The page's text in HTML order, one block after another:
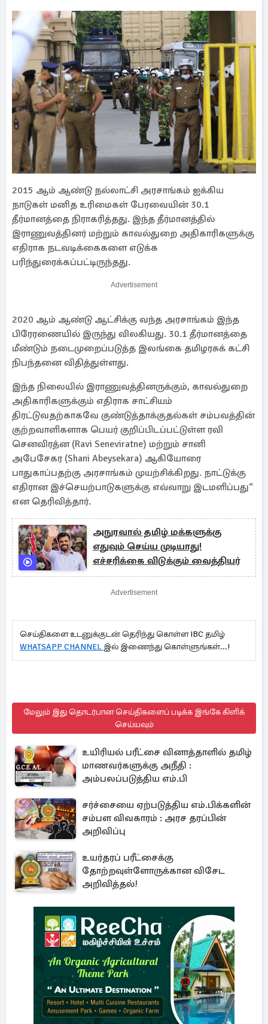
2015 ஆம் ஆண்டு நல்லாட்சி அரசாங்கம் ஐக்கிய
நாடுகள் மனித உரிமைகள் பேரவையின் 30.1
தீர்மானத்தை நிராகரித்தது. இந்த தீர்மானத்தில்
இராணுவத்தினர் மற்றும் காவல்துறை அதிகாரிகளுக்கு
எதிராக நடவடிக்கைகளை எடுக்க
பரிந்துரைக்கப்பட்டிருந்தது.
Advertisement
2020 ஆம் ஆண்டு ஆட்சிக்கு வந்த அரசாங்கம் இந்த
பிரேரணையில் இருந்து விலகியது. 30.1 தீர்மானத்தை
மீண்டும் நடைமுறைப்படுத்த இலங்கை தமிழரசுக் கட்சி
நிபந்தனை விதித்துள்ளது.
இந்த நிலையில் இராணுவத்தினருக்கும், காவல்துறை
அதிகாரிகளுக்கும் எதிராக சாட்சியம்
திரட்டுவதற்காகவே குண்டுத்தாக்குதல்கள் சம்பவத்தின்
குற்றவாளிகளாக பெயர் குறிப்பிடப்பட்டுள்ள ரவி
செனவிரத்ன (Ravi Seneviratne) மற்றும் சானி
அபேசேகர (Shani Abeysekara) ஆகியோரை
பாதுகாப்பதற்கு அரசாங்கம் முயற்சிக்கிறது. நாட்டுக்கு
எதிரான இச்செயற்பாடுகளுக்கு எவ்வாறு இடமளிப்பது“
என தெரிவித்தார்.
அநுரவால் தமிழ் மக்களுக்கு
எதுவும் செய்ய முடியாது!
எச்சரிக்கை விடுக்கும் வைத்தியர்
Advertisement
செய்திகளை உடனுக்குடன் தெரிந்து கொள்ள IBC தமிழ்
WHATSAPP CHANNEL இல் இணைந்து கொள்ளுங்கள்...!
மேலும் இது தொடர்பான செய்திகளைப் படிக்க இங்கே கிளிக்
செய்யவும்
உயிரியல் பரீட்சை வினாத்தாளில் தமிழ்
மாணவர்களுக்கு அநீதி :
அம்பலப்படுத்திய எம்.பி
சர்ச்சையை ஏற்படுத்திய எம்.பிக்களின்
சம்பள விவகாரம் : அரச தரப்பின்
அறிவிப்பு
உயர்தரப் பரீட்சைக்கு
தோற்றவுள்ளோருக்கான விசேட
அறிவித்தல்!